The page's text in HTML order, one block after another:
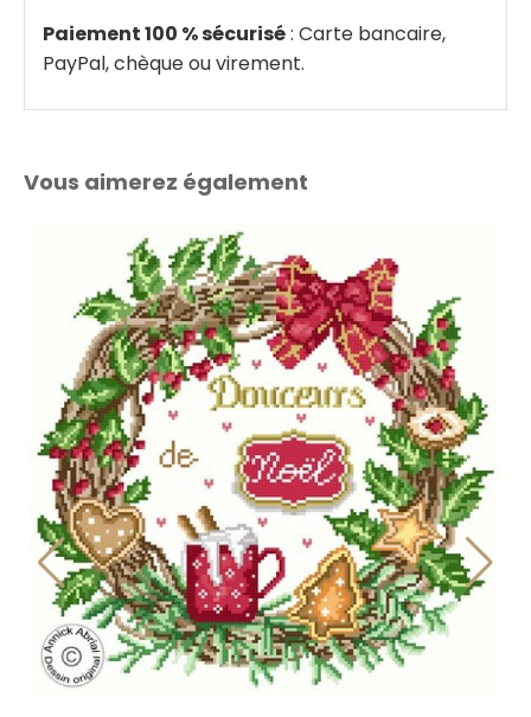
Paiement 100 % sécurisé: Carte bancaire,
PayPal, chèque ou virement.
Vous aimerez également